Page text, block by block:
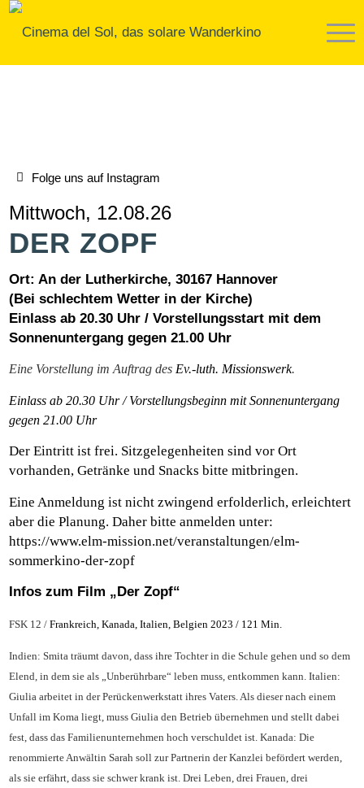
Folge uns auf Instagram
Mittwoch, 12.08.26
DER ZOPF
Ort: An der Lutherkirche, 30167 Hannover
(Bei schlechtem Wetter in der Kirche)
Einlass ab 20.30 Uhr /Vorstellungsstart mit dem
Sonnenuntergang gegen 21.00 Uhr
Eine Vorstellung im Auftrag desEv.-luth. Missionswerk.
Einlass ab 20.30 Uhr / Vorstellungsbeginn mit Sonnenuntergang
gegen 21.00 Uhr
Der Eintritt ist frei. Sitzgelegenheiten sind vor Ort
vorhanden, Getränke und Snacks bitte mitbringen.
Eine Anmeldung ist nicht zwingend erfolderlich, erleichtert
aber die Planung. Daher bitte anmelden unter:
https://www.elm-mission.net/veranstaltungen/elm-
sommerkino-der-zopf
Infos zum Film „Der Zopf“
FSK 12 /Frankreich, Kanada, Italien, Belgien2023 / 121 Min.
Indien: Smita träumt davon, dass ihre Tochter in die Schule gehen und so dem
Elend, in dem sie als „Unberührbare“ leben muss, entkommen kann. Italien:
Giulia arbeitet in der Perückenwerkstatt ihres Vaters. Als dieser nach einem
Unfall im Koma liegt, muss Giulia den Betrieb übernehmen und stellt dabei
fest, dass das Familienunternehmen hoch verschuldet ist. Kanada: Die
renommierte Anwältin Sarah soll zur Partnerin der Kanzlei befördert werden,
als sie erfährt, dass sie schwer krank ist. Drei Leben, drei Frauen, drei